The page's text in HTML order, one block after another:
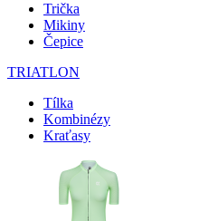
Trička
Mikiny
Čepice
TRIATLON
Tílka
Kombinézy
Kraťasy